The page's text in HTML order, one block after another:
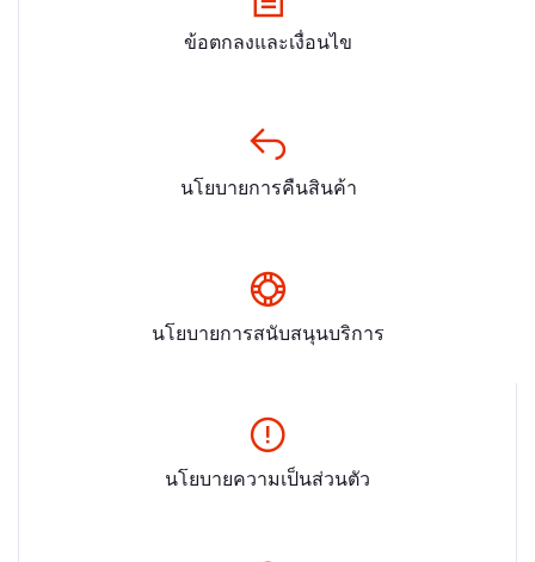
ข้อตกลงและเงื่อนไข
นโยบายการคืนสินค้า
นโยบายการสนับสนุนบริการ
นโยบายความเป็นส่วนตัว